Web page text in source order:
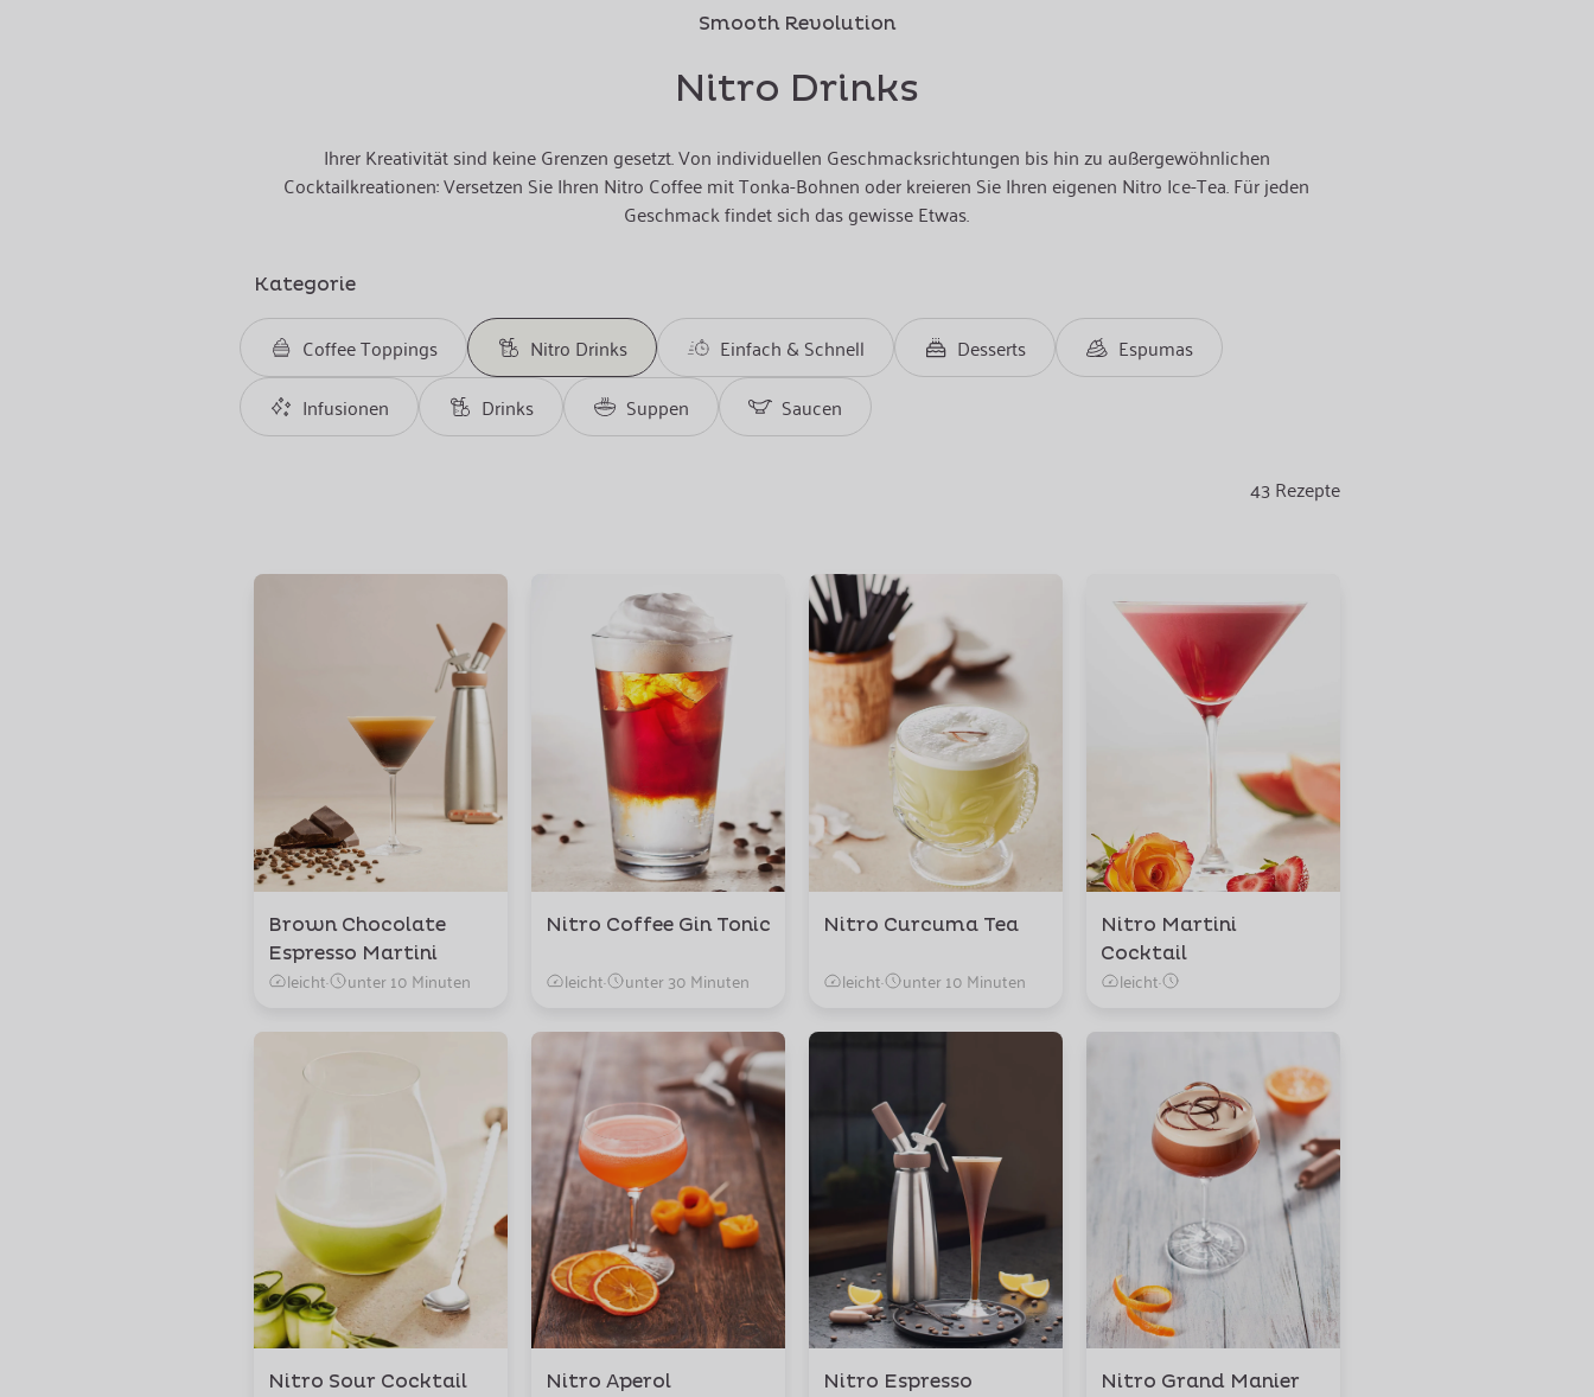
Smooth Revolution
Nitro Drinks
Ihrer Kreativität sind keine Grenzen gesetzt. Von individuellen Geschmacksrichtungen bis hin zu außergewöhnlichen
Cocktailkreationen: Versetzen Sie Ihren Nitro Coffee mit Tonka-Bohnen oder kreieren Sie Ihren eigenen Nitro Ice-Tea. Für jeden
Geschmack findet sich das gewisse Etwas.
Kategorie
Coffee Toppings Nitro Drinks Einfach & Schnell Desserts
Espumas
Infusionen
Drinks Suppen Saucen
43Rezepte
Brown Chocolate
Espresso Martini
leicht· unter 10 Minuten
Nitro Coffee Gin Tonic
leicht· unter 30 Minuten
Nitro Curcuma Tea
leicht· unter 10 Minuten
Nitro Martini
Cocktail
leicht·
Nitro Sour Cocktail Nitro Aperol
Nitro Espresso
Nitro Grand Manier